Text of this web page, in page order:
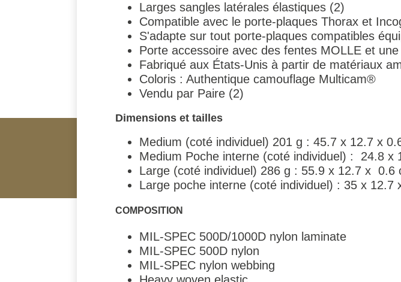
Larges sangles latérales élastiques (2)
Compatible avec le porte-plaques Thorax et
S'adapte sur tout porte-plaques compatibles
Porte accessoire avec des fentes MOLLE et
Fabriqué aux États-Unis à partir de matériaux
Coloris : Authentique camouflage Multicam®
Vendu par Paire (2)
Dimensions et tailles
Medium (coté individuel) 201 g : 45.7 x 12.7 x
Medium Poche interne (coté individuel) : 24.8 x
Large (coté individuel) 286 g : 55.9 x 12.7 x 0.6
Large poche interne (coté individuel) : 35 x 12.7
COMPOSITION
MIL-SPEC 500D/1000D nylon laminate
MIL-SPEC 500D nylon
MIL-SPEC nylon webbing